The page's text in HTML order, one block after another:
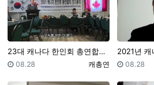
23대 캐나다 한인회 총연합회장 당선소감 / 이석로 총…
등록자
캐총연
등록일
08.28 등록일
08.28